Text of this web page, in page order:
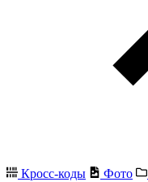
Кросс-коды Фото